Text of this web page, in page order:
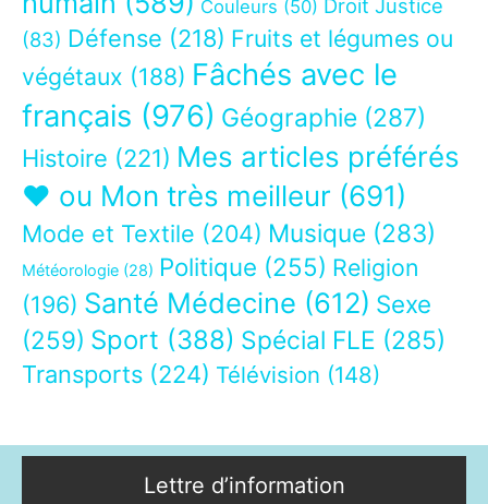
Couleurs (50) Droit Justice
(83) Défense (218) Fruits et légumes ou
végétaux (188) Fâchés avec le
français (976) Géographie (287)
Histoire (221) Mes articles préférés
❤ ou Mon très meilleur (691)
Mode et Textile (204) Musique (283)
Météorologie (28) Politique (255) Religion
(196) Santé Médecine (612) Sexe
(259) Sport (388) Spécial FLE (285)
Transports (224) Télévision (148)
Lettre d’information